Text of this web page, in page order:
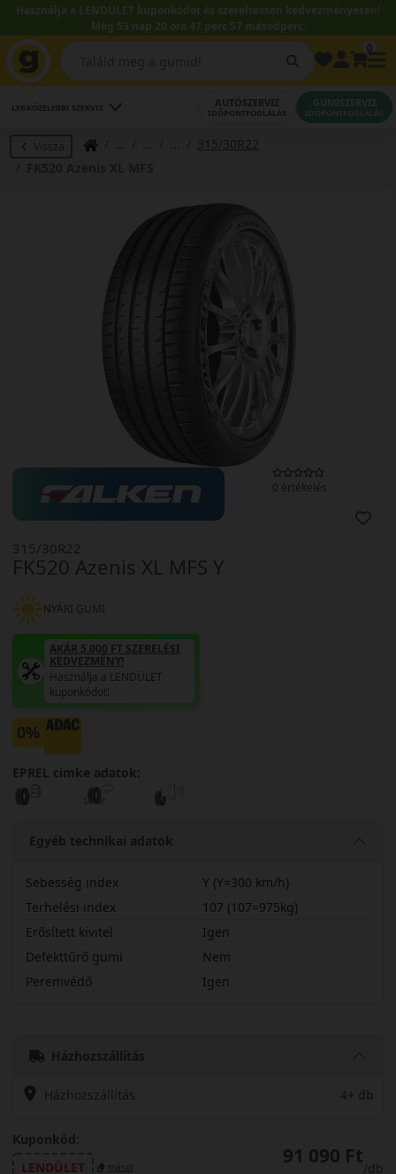
Használja a LENDÜLET kuponkódot és szereltessen kedvezményesen!
Még 53 nap 20 óra 47 perc 57 másodperc.
LEGKÖZELEBBI SZERVIZ AUTÓSZERVIZ
IDŐPONTFOGLALÁS
GUMISZERVIZ
IDŐPONTFOGLALÁS
Vissza
315/30R22
0 értékelés
FK520 Azenis XL MFS Y
315/30R22
NYÁRI GUMI
AKÁR 5.000 FT SZERELÉSI
KEDVEZMÉNY!
Használja a LENDÜLET
kuponkódot!
0%
EPREL cimke adatok:
Egyéb technikai adatok
Sebesség index
Y (Y=300 km/h)
Terhelési index
107 (107=975kg)
Erősített kivitel
Igen
Defekttűrő gumi
Nem
Peremvédő
Igen
Házhozszállítás
Házhozszállítás 4+ db
Kuponkód:
LENDÜLET
másol 91 090 Ft
/db